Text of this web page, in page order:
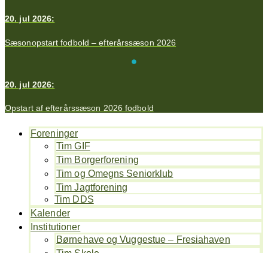
20. jul 2026:
Sæsonopstart fodbold – efterårssæson 2026
20. jul 2026:
Opstart af efterårssæson 2026 fodbold
Foreninger
Tim GIF
Tim Borgerforening
Tim og Omegns Seniorklub
Tim Jagtforening
Tim DDS
Kalender
Institutioner
Børnehave og Vuggestue – Fresiahaven